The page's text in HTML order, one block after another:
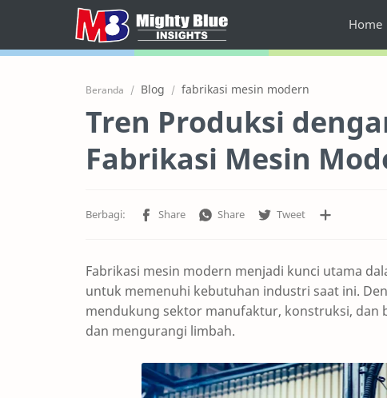
Home
Latest Insight
Beranda Blog fabrikasi mesin modern
Tren Produksi
Fabrikasi Mesin
Fabrikasi mesin modern menjadi kunci utama
untuk memenuhi kebutuhan industri saat ini.
mendukung sektor manufaktur, konstruksi, dan
dan mengurangi limbah.